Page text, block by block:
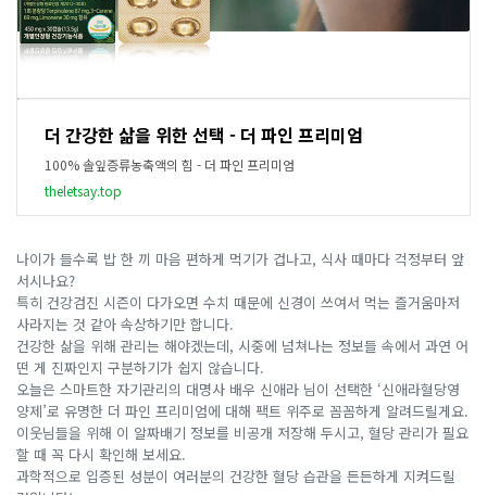
더 간강한 삶을 위한 선택 - 더 파인 프리미엄
100% 솔잎증류농축액의 힘 - 더 파인 프리미엄
theletsay.top
나이가 들수록 밥 한 끼 마음 편하게 먹기가 겁나고, 식사 때마다 걱정부터 앞
서시나요?
특히 건강검진 시즌이 다가오면 수치 때문에 신경이 쓰여서 먹는 즐거움마저
사라지는 것 같아 속상하기만 합니다.
건강한 삶을 위해 관리는 해야겠는데, 시중에 넘쳐나는 정보들 속에서 과연 어
떤 게 진짜인지 구분하기가 쉽지 않습니다.
오늘은 스마트한 자기관리의 대명사 배우 신애라 님이 선택한 ‘신애라혈당영
양제’로 유명한 더 파인 프리미엄에 대해 팩트 위주로 꼼꼼하게 알려드릴게요.
이웃님들을 위해 이 알짜배기 정보를 비공개 저장해 두시고, 혈당 관리가 필요
할 때 꼭 다시 확인해 보세요.
과학적으로 입증된 성분이 여러분의 건강한 혈당 습관을 든든하게 지켜드릴